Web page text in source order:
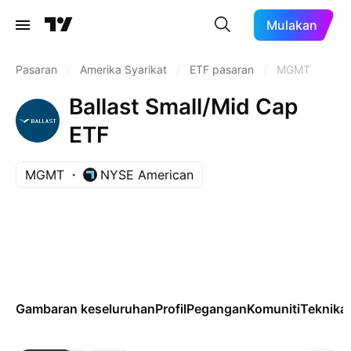
Mulakan
Pasaran Amerika Syarikat ETF pasaran MGMT
Ballast Small/Mid Cap
ETF
MGMT NYSE American
Gambaran keseluruhanProfilPeganganKomunitiTeknikal